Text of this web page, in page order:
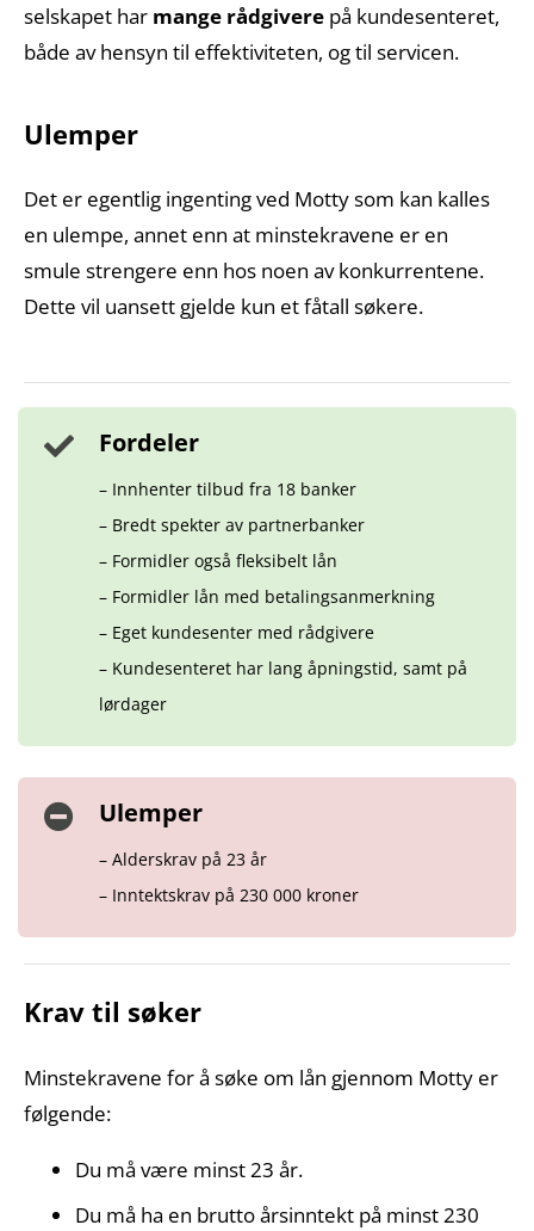
selskapet har mange rådgivere på kundesenteret,
både av hensyn til effektiviteten, og til servicen.
Ulemper
Det er egentlig ingenting ved Motty som kan kalles
en ulempe, annet enn at minstekravene er en
smule strengere enn hos noen av konkurrentene.
Dette vil uansett gjelde kun et fåtall søkere.
Fordeler
– Innhenter tilbud fra 18 banker
– Bredt spekter av partnerbanker
– Formidler også fleksibelt lån
– Formidler lån med betalingsanmerkning
– Eget kundesenter med rådgivere
– Kundesenteret har lang åpningstid, samt på
lørdager
Ulemper
– Alderskrav på 23 år
– Inntektskrav på 230 000 kroner
Krav til søker
Minstekravene for å søke om lån gjennom Motty er
følgende:
Du må være minst 23 år.
Du må ha en brutto årsinntekt på minst 230